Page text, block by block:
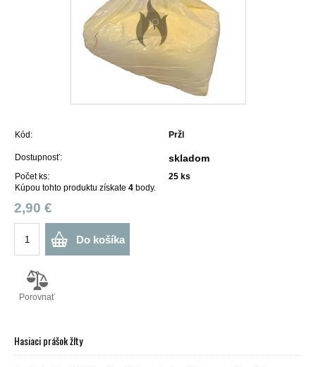
Kód: Pržl
Dostupnosť: skladom
Počet ks: 25 ks
Kúpou tohto produktu získate 4 body.
2,90 €
Do košíka
Porovnať
Hasiaci prášok žlty